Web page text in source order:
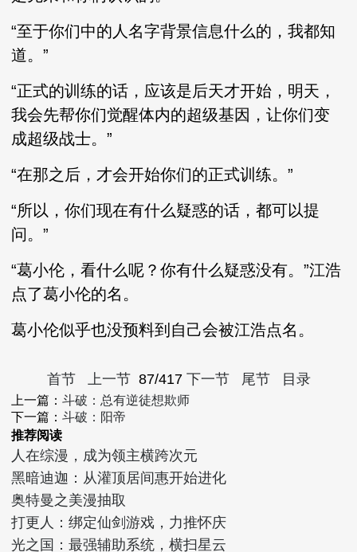
“至于你们中的人名字背景信息什么的，我都知
道。”
“正式的训练的话，应该是后天才开始，明天，
我会先帮你们觉醒体内的超级基因，让你们变
成超级战士。”
“在那之后，才会开始你们的正式训练。”
“所以，你们现在有什么疑惑的话，都可以提
问。”
“葛小伦，看什么呢？你有什么疑惑没有。”江浩
点了葛小伦的名。
葛小伦似乎也没预料到自己会被江浩点名。
首节 上一节 87/417 下一节 尾节 目录
上一篇：斗破：总有逆徒想欺师
下一篇：斗破：阳帝
推荐阅读
人在综漫，成为领主横跨次元
黑暗迪迦：从灌顶居间惠开始进化
奥特曼之美漫抽取
打更人：绑定仙剑游戏，力推怀庆
光之国：最强辅助系统，横扫星云